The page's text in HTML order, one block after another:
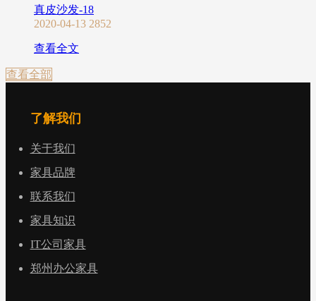
真皮沙发-18
2020-04-13 2852
查看全文
查看全部
了解我们
关于我们
家具品牌
联系我们
家具知识
IT公司家具
郑州办公家具